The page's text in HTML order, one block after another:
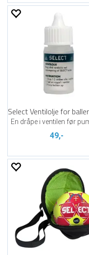
En dråpe i ventilen før
49,-